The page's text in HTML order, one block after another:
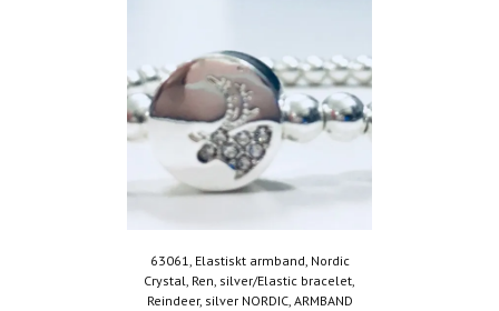
63061, Elastiskt armband, Nordic
Crystal, Ren, silver/Elastic bracelet,
Reindeer, silver NORDIC, ARMBAND